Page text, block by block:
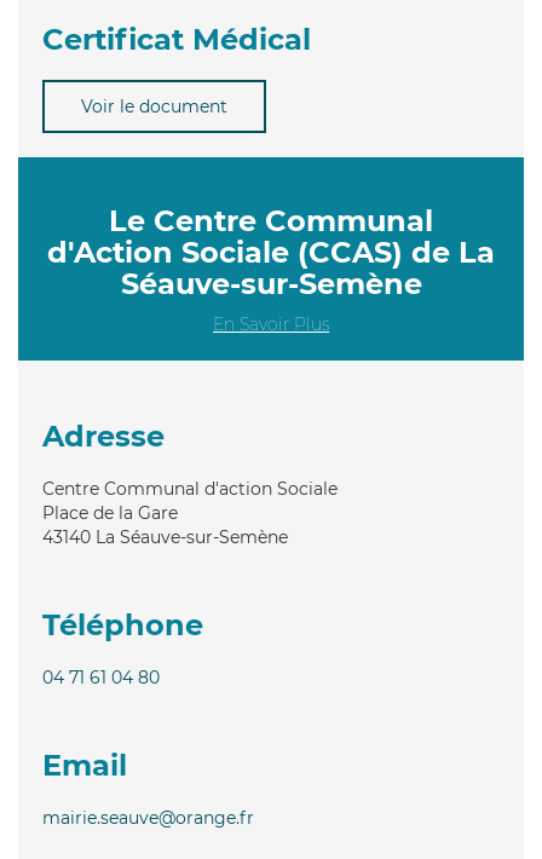
Certificat Médical
Voir le document
Le Centre Communal
d'Action Sociale (CCAS) de La
Séauve-sur-Semène
En Savoir Plus
Adresse
Centre Communal d'action Sociale
Place de la Gare
43140 La Séauve-sur-Semène
Téléphone
04 71 61 04 80
Email
mairie.seauve@orange.fr